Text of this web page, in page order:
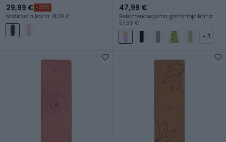
29,99 € -28%
Mažiausia kaina: 41,39 €
47,99 €
Rekomenduojama gamintojo kaina:
57,99 €
+ 3